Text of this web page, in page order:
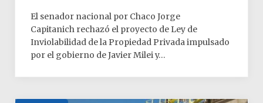
El senador nacional por Chaco Jorge
Capitanich rechazó el proyecto de Ley de
Inviolabilidad de la Propiedad Privada impulsado
por el gobierno de Javier Milei y…